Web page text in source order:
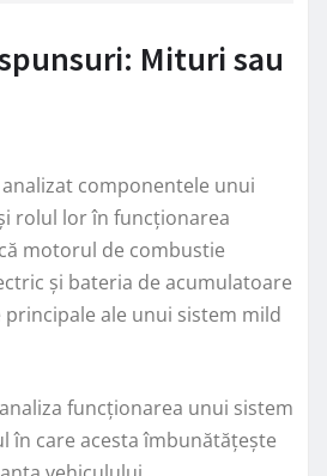
Mituri sau
componentele unui
rolul lor în funcționarea
motorul de combustie
și bateria de acumulatoare
ale unui sistem mild
funcționarea unui sistem
în care acesta îmbunătățește